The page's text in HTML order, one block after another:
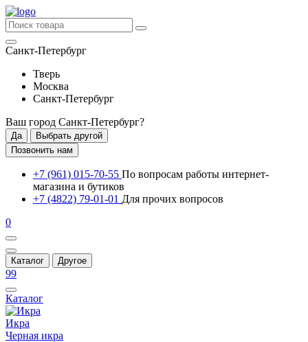
Санкт-Петербург
Тверь
Москва
Санкт-Петербург
Ваш город Санкт-Петербург?
Да
Выбрать другой
Позвонить нам
+7 (961) 015-70-55 По вопросам работы интернет-
магазина и бутиков
+7 (4822) 79-01-01 Для прочих вопросов
0
Каталог Другое
99
Каталог
Икра
Черная икра